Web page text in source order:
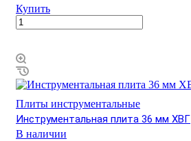
Купить
Плиты инструментальные
Инструментальная плита 36 мм ХВГ
В наличии